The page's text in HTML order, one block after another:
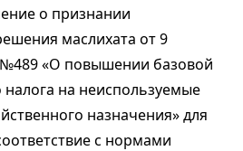
о признании
маслихата от 9
№489 «О повышении базовой
налога на неиспользуемые
назначения» для
с нормами